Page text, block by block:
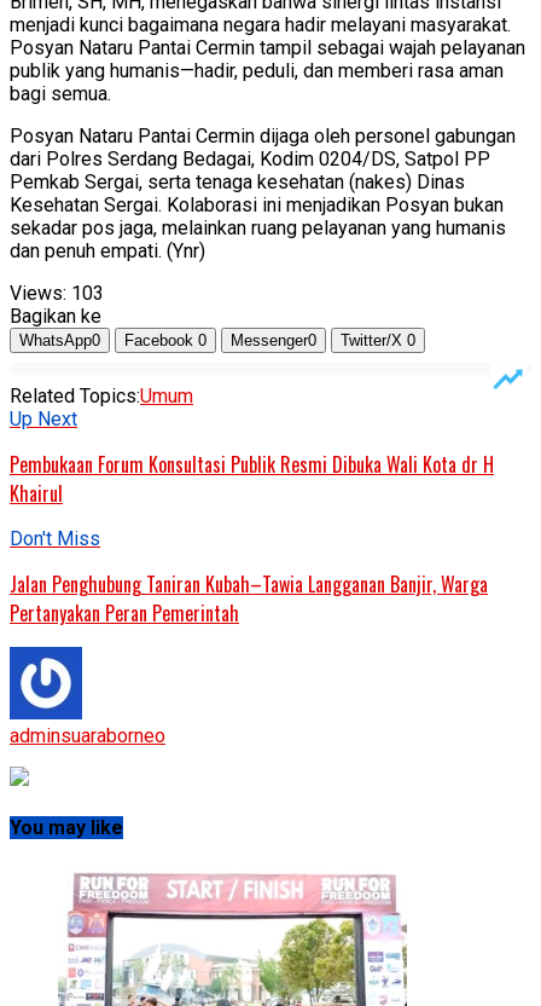
menjadi kunci bagaimana negara hadir melayani masyarakat.
Posyan Nataru Pantai Cermin tampil sebagai wajah pelayanan
publik yang humanis—hadir, peduli, dan memberi rasa aman
bagi semua.
Posyan Nataru Pantai Cermin dijaga oleh personel gabungan
dari Polres Serdang Bedagai, Kodim 0204/DS, Satpol PP
Pemkab Sergai, serta tenaga kesehatan (nakes) Dinas
Kesehatan Sergai. Kolaborasi ini menjadikan Posyan bukan
sekadar pos jaga, melainkan ruang pelayanan yang humanis
dan penuh empati. (Ynr)
Views: 103
Bagikan ke
WhatsApp0 Facebook 0 Messenger0 Twitter/X 0
Related Topics:Umum
Up Next
Pembukaan Forum Konsultasi Publik Resmi Dibuka Wali Kota dr H
Khairul
Don't Miss
Jalan Penghubung Taniran Kubah–Tawia Langganan Banjir, Warga
Pertanyakan Peran Pemerintah
adminsuaraborneo
You may like